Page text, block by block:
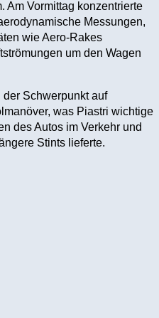
Am Vormittag konzentrierte
Messungen,
wie Aero-Rakes
um den Wagen
Schwerpunkt auf
was Piastri wichtige
des Autos im Verkehr und
Stints lieferte.